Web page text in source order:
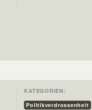
KATEGORIEN:
Politikverdrossenheit